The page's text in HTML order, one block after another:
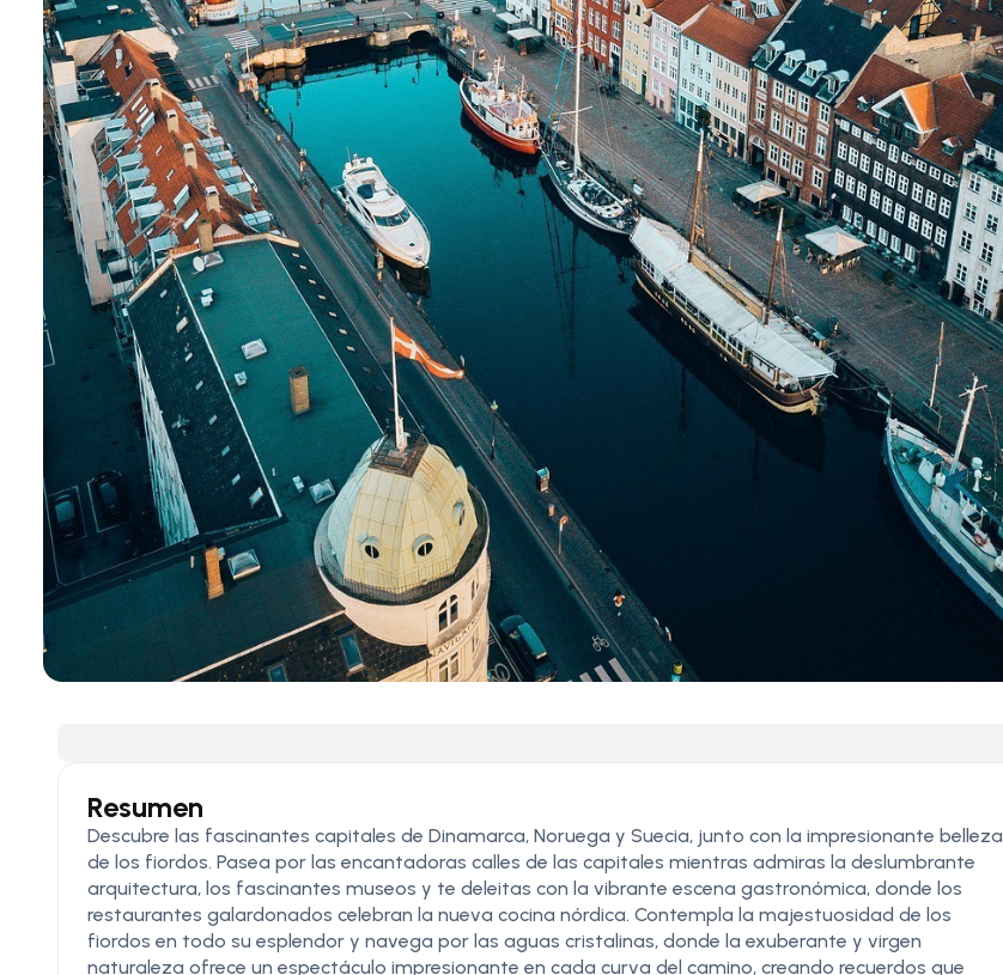
Resumen
Descubre las fascinantes capitales de Dinamarca, Noruega y Suecia, junto con la impresionante belleza
de los fiordos. Pasea por las encantadoras calles de las capitales mientras admiras la deslumbrante
arquitectura, los fascinantes museos y te deleitas con la vibrante escena gastronómica, donde los
restaurantes galardonados celebran la nueva cocina nórdica. Contempla la majestuosidad de los
fiordos en todo su esplendor y navega por las aguas cristalinas, donde la exuberante y virgen
naturaleza ofrece un espectáculo impresionante en cada curva del camino, creando recuerdos que